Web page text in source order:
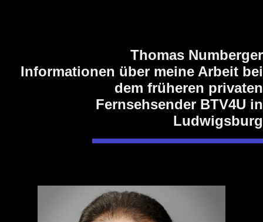
Thomas Numberger
Informationen über meine Arbeit bei
dem früheren privaten
Fernsehsender BTV4U in
Ludwigsburg